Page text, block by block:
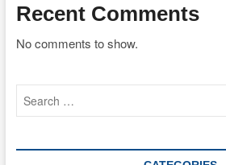
Recent Comments
No comments to show.